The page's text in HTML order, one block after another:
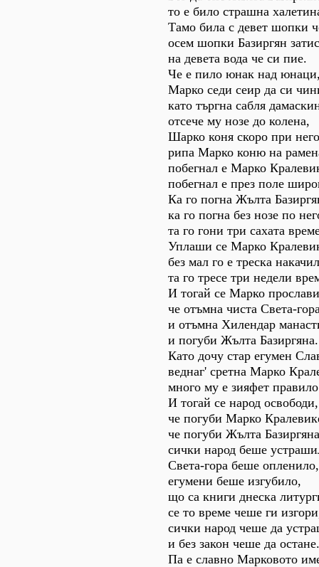
то е било страшна
Тамо била с девет шопки
осем шопки Базиргян
на девета вода че си пие.
Че е пило юнак над
Марко седи сеир да си
като търгна сабля
отсече му нозе до колена,
Шарко коня скоро при
рипа Марко коню на
побегнал е Марко
побегнал е през поле
Ка го погна Жълта
ка го погна без нозе по
та го гони три сахата
Уплаши се Марко
без мал го е треска
та го тресе три недели
И тогай се Марко
че отъмна чиста Света-
и отъмна Хилендар
и погуби Жълта Базиргяна.
Като дочу стар егумен
веднаг' сретна Марко
много му е зияфет
И тогай се народ освободи,
че погуби Марко
че погуби Жълта
сички народ беше
Света-гора беше опленило,
егумени беше изгубило,
що са книги днеска
се то време чеше ги
сички народ чеше да
и без закон чеше да остане.
Па е славно Марковото